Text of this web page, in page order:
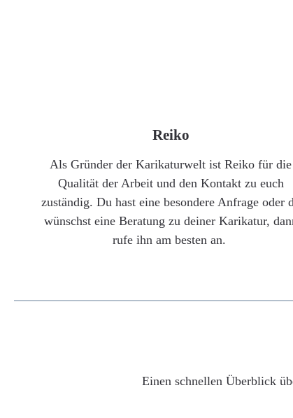
Reiko
Als Gründer der Karikaturwelt ist Reiko für die
Qualität der Arbeit und den Kontakt zu euch
zuständig. Du hast eine besondere Anfrage oder
wünschst eine Beratung zu deiner Karikatur,
rufe ihn am besten an.
Einen schnellen Überblick